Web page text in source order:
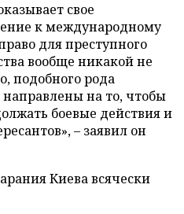
свое
к международному
для преступного
вообще никакой не
подобного рода
на то, чтобы
боевые действия и
– заявил он
Киева всячески